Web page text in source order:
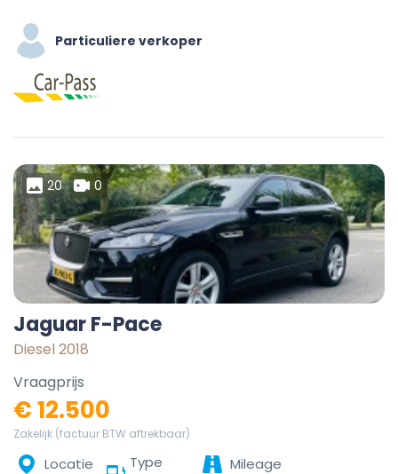
Particuliere verkoper
20 0
Jaguar F-Pace
Diesel 2018
Vraagprijs
€ 12.500
Zakelijk (factuur BTW aftrekbaar)
Locatie Type Mileage